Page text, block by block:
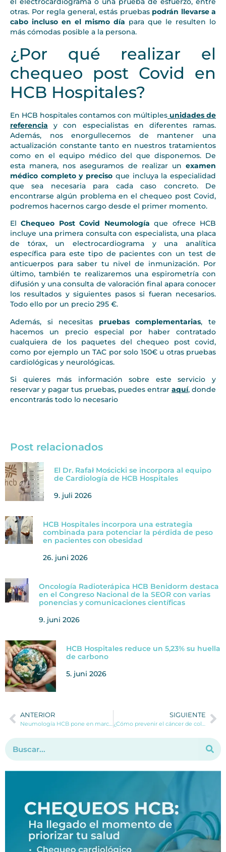
otras. Por regla general, estás pruebas podrán llevarse a
cabo incluso en el mismo día para que le resulten lo
más cómodas posible a la persona.
¿Por qué realizar el
chequeo post Covid en
HCB Hospitales?
En HCB hospitales contamos con múltiples unidades de
referencia y con especialistas en diferentes ramas.
Además, nos enorgullecemos de mantener una
actualización constante tanto en nuestros tratamientos
como en el equipo médico del que disponemos. De
esta manera, nos aseguramos de realizar un examen
médico completo y preciso que incluya la especialidad
que sea necesaria para cada caso concreto. De
encontrarse algún problema en el chequeo post Covid,
podremos hacernos cargo desde el primer momento.
ElChequeo Post Covid Neumología que ofrece HCB
incluye una primera consulta con especialista, una placa
de tórax, un electrocardiograma y una analítica
específica para este tipo de pacientes con un test de
anticuerpos para saber tu nivel de inmunización. Por
último, también te realizaremos una espirometría con
difusión y una consulta de valoración final apara conocer
los resultados y siguientes pasos si fueran necesarios.
Todo ello por un precio 295 €.
Además, si necesitas pruebas complementarias, te
hacemos un precio especial por haber contratado
cualquiera de los paquetes del chequeo post covid,
como por ejemplo un TAC por solo 150€ u otras pruebas
cardiológicas y neurológicas.
Si quieres más información sobre este servicio y
reservar y pagar tus pruebas, puedes entrar aquí, donde
encontrarás todo lo necesario
Post relacionados
El Dr. Rafał Mościcki se incorpora al equipo
de Cardiología de HCB Hospitales
9. juli 2026
HCB Hospitales incorpora una estrategia
combinada para potenciar la pérdida de peso
en pacientes con obesidad
26. juni 2026
Oncología Radioterápica HCB Benidorm destaca
en el Congreso Nacional de la SEOR con varias
ponencias y comunicaciones científicas
9. juni 2026
HCB Hospitales reduce un 5,23% su huella
de carbono
5. juni 2026
ANTERIOR SIGUIENTE